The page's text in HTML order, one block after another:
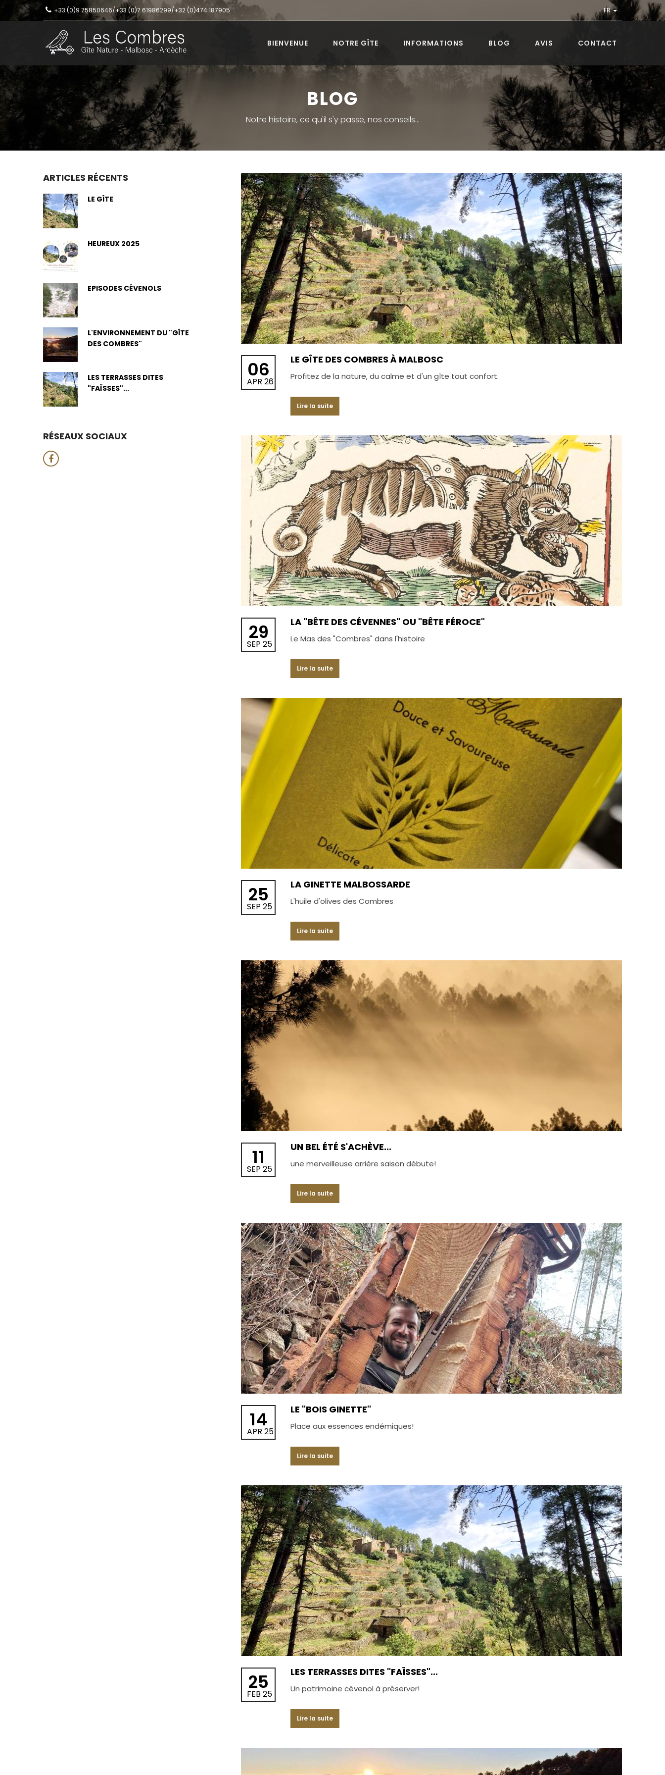
+33 (0)9 75850646/+33 (0)7 61986299/+32 (0)474 187905 FR
BIENVENUE NOTRE GÎTE INFORMATIONS BLOG AVIS CONTACT
BLOG
Notre histoire, ce qu'il s'y passe, nos conseils...
06
APR 26
LE GÎTE DES COMBRES À MALBOSC
Profitez de la nature, du calme et d'un gîte tout confort.
Lire la suite
29
SEP 25
LA "BÊTE DES CÉVENNES" OU "BÊTE FÉROCE"
Le Mas des "Combres" dans l'histoire
Lire la suite
25
SEP 25
LA GINETTE MALBOSSARDE
L'huile d'olives des Combres
Lire la suite
11
SEP 25
UN BEL ÉTÉ S'ACHÈVE...
une merveilleuse arrière saison débute!
Lire la suite
14
APR 25
LE "BOIS GINETTE"
Place aux essences endémiques!
Lire la suite
25
FEB 25
LES TERRASSES DITES "FAÏSSES"...
Un patrimoine cévenol à préserver!
Lire la suite
ARTICLES RÉCENTS
LE GÎTE
HEUREUX 2025
EPISODES CÉVENOLS
L'ENVIRONNEMENT DU "GÎTE
DES COMBRES"
LES TERRASSES DITES
"FAÏSSES"...
RÉSEAUX SOCIAUX